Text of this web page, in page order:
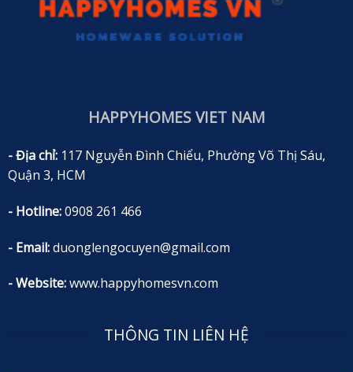
HAPPYHOMES VIET NAM
- Địa chỉ:117 Nguyễn Đình Chiểu, Phường Võ Thị Sáu,
Quận 3, HCM
- Hotline:0908 261 466
- Email:duonglengocuyen@gmail.com
- Website:www.happyhomesvn.com
THÔNG TIN LIÊN HỆ